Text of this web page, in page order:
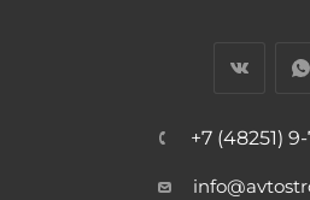
+7 (48251)